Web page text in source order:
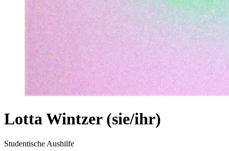
Lotta Wintzer (sie/ihr)
Studentische Aushilfe